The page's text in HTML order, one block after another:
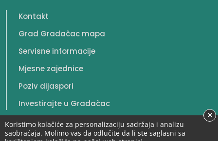
Kontakt
Grad Gradačac mapa
Servisne informacije
Mjesne zajednice
Poziv dijaspori
Investirajte u Gradačac
Koristimo kolačiće za personalizaciju sadržaja i analizu
saobraćaja. Molimo vas da odlučite da li ste saglasni sa
×